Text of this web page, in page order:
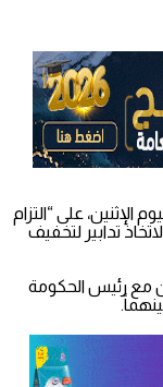
الإثنين، على “التزام
تدابير لتخفيف
مع رئيس الحكومة